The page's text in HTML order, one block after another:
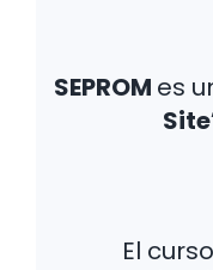
SEPROM es
Site
El